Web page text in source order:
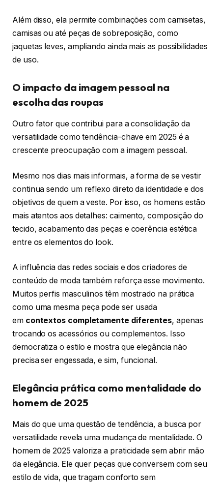
Além disso, ela permite combinações com camisetas,
camisas ou até peças de sobreposição, como
jaquetas leves, ampliando ainda mais as possibilidades
de uso.
O impacto da imagem pessoal na
escolha das roupas
Outro fator que contribui para a consolidação da
versatilidade como tendência-chave em 2025 é a
crescente preocupação com a imagem pessoal.
Mesmo nos dias mais informais, a forma de se vestir
continua sendo um reflexo direto da identidade e dos
objetivos de quem a veste. Por isso, os homens estão
mais atentos aos detalhes: caimento, composição do
tecido, acabamento das peças e coerência estética
entre os elementos do look.
A influência das redes sociais e dos criadores de
conteúdo de moda também reforça esse movimento.
Muitos perfis masculinos têm mostrado na prática
como uma mesma peça pode ser usada
em contextos completamente diferentes, apenas
trocando os acessórios ou complementos. Isso
democratiza o estilo e mostra que elegância não
precisa ser engessada, e sim, funcional.
Elegância prática como mentalidade do
homem de 2025
Mais do que uma questão de tendência, a busca por
versatilidade revela uma mudança de mentalidade. O
homem de 2025 valoriza a praticidade sem abrir mão
da elegância. Ele quer peças que conversem com seu
estilo de vida, que tragam conforto sem